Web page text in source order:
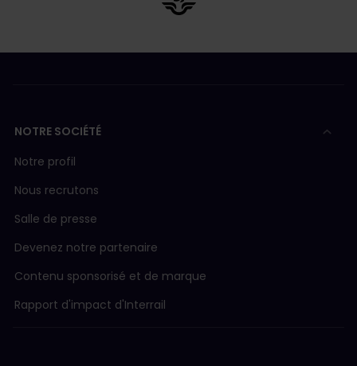
NOTRE SOCIÉTÉ
Notre profil
Nous recrutons
Salle de presse
Devenez notre partenaire
Contenu sponsorisé et de marque
Rapport d'impact d'Interrail